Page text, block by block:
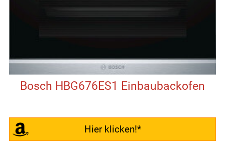
Bosch HBG676ES1 Einbaubackofen
Hier klicken!*